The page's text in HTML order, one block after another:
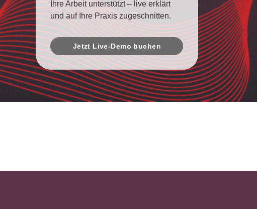
Ihre Arbeit unterstützt – live erklärt
und auf Ihre Praxis zugeschnitten.
Jetzt Live-Demo buchen